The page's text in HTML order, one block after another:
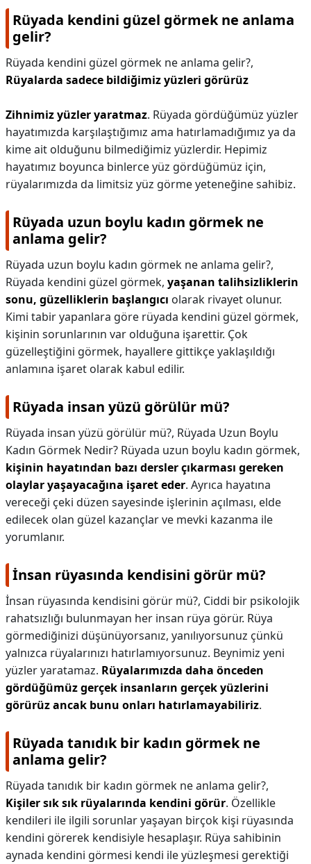
Rüyada kendini güzel görmek ne anlama
gelir?
Rüyada kendini güzel görmek ne anlama gelir?,
Rüyalarda sadece bildiğimiz yüzleri görürüz
Zihnimiz yüzler yaratmaz. Rüyada gördüğümüz yüzler
hayatımızda karşılaştığımız ama hatırlamadığımız ya da
kime ait olduğunu bilmediğimiz yüzlerdir. Hepimiz
hayatımız boyunca binlerce yüz gördüğümüz için,
rüyalarımızda da limitsiz yüz görme yeteneğine sahibiz.
Rüyada uzun boylu kadın görmek ne
anlama gelir?
Rüyada uzun boylu kadın görmek ne anlama gelir?,
Rüyada kendini güzel görmek, yaşanan talihsizliklerin
sonu, güzelliklerin başlangıcı olarak rivayet olunur.
Kimi tabir yapanlara göre rüyada kendini güzel görmek,
kişinin sorunlarının var olduğuna işarettir. Çok
güzelleştiğini görmek, hayallere gittikçe yaklaşıldığı
anlamına işaret olarak kabul edilir.
Rüyada insan yüzü görülür mü?
Rüyada insan yüzü görülür mü?, Rüyada Uzun Boylu
Kadın Görmek Nedir? Rüyada uzun boylu kadın görmek,
kişinin hayatından bazı dersler çıkarması gereken
olaylar yaşayacağına işaret eder. Ayrıca hayatına
vereceği çeki düzen sayesinde işlerinin açılması, elde
edilecek olan güzel kazançlar ve mevki kazanma ile
yorumlanır.
İnsan rüyasında kendisini görür mü?
İnsan rüyasında kendisini görür mü?, Ciddi bir psikolojik
rahatsızlığı bulunmayan her insan rüya görür. Rüya
görmediğinizi düşünüyorsanız, yanılıyorsunuz çünkü
yalnızca rüyalarınızı hatırlamıyorsunuz. Beynimiz yeni
yüzler yaratamaz. Rüyalarımızda daha önceden
gördüğümüz gerçek insanların gerçek yüzlerini
görürüz ancak bunu onları hatırlamayabiliriz.
Rüyada tanıdık bir kadın görmek ne
anlama gelir?
Rüyada tanıdık bir kadın görmek ne anlama gelir?,
Kişiler sık sık rüyalarında kendini görür. Özellikle
kendileri ile ilgili sorunlar yaşayan birçok kişi rüyasında
kendini görerek kendisiyle hesaplaşır. Rüya sahibinin
aynada kendini görmesi kendi ile yüzleşmesi gerektiği